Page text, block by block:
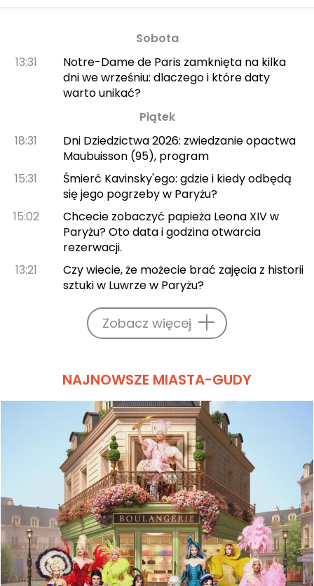
Sobota
13:31
Notre-Dame de Paris zamknięta na kilka
dni we wrześniu: dlaczego i które daty
warto unikać?
Piątek
18:31
Dni Dziedzictwa 2026: zwiedzanie opactwa
Maubuisson (95), program
15:31
Śmierć Kavinsky'ego: gdzie i kiedy odbędą
się jego pogrzeby w Paryżu?
15:02
Chcecie zobaczyć papieża Leona XIV w
Paryżu? Oto data i godzina otwarcia
rezerwacji.
13:21
Czy wiecie, że możecie brać zajęcia z historii
sztuki w Luwrze w Paryżu?
Zobacz więcej
NAJNOWSZE MIASTA-GUDY